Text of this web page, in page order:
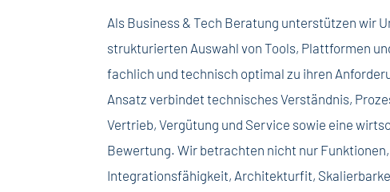
Als Business & Tech Beratung unterstützen wir
strukturierten Auswahl von Tools, Plattformen
fachlich und technisch optimal zu ihren
Ansatz verbindet technisches Verständnis,
Vertrieb, Vergütung und Service sowie eine
Bewertung. Wir betrachten nicht nur
Integrationsfähigkeit, Architekturfit,